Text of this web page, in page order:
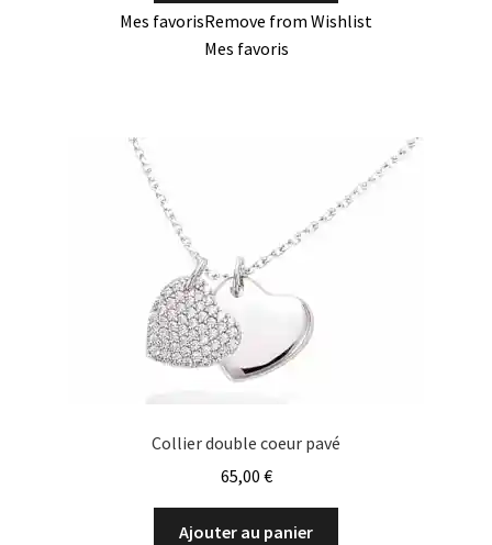
Mes favorisRemove from Wishlist
Mes favoris
Collier double coeur pavé
65,00 €
Ajouter au panier